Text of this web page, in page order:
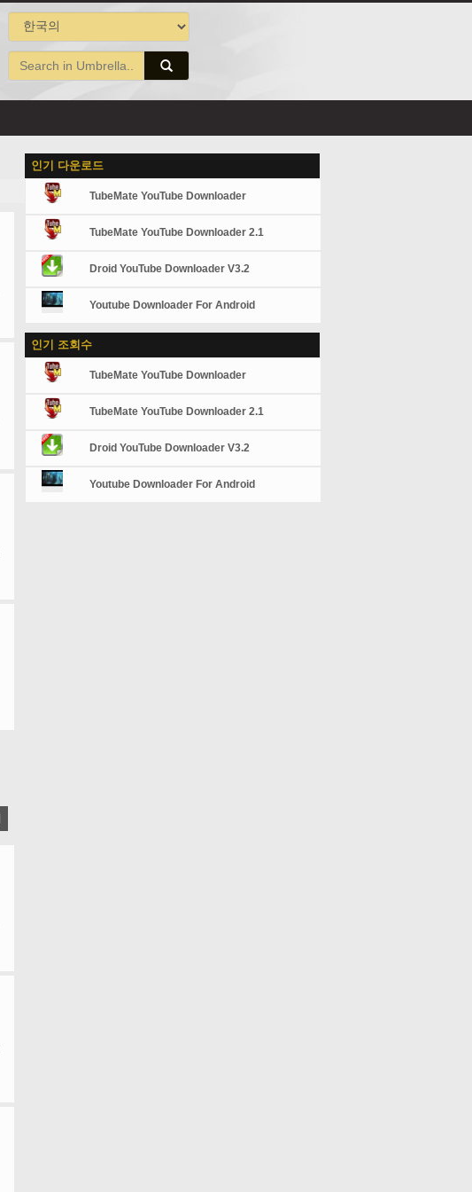
인기 다운로드
TubeMate YouTube Downloader
TubeMate YouTube Downloader 2.1
Droid YouTube Downloader V3.2
Youtube Downloader For Android
인기 조회수
TubeMate YouTube Downloader
TubeMate YouTube Downloader 2.1
Droid YouTube Downloader V3.2
Youtube Downloader For Android